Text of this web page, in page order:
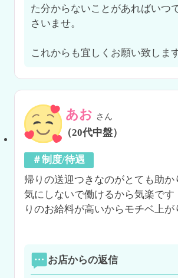
た分からないことがあればいつ
さいませ。
これからも宜しくお願い致しま
あお さん
（20代中盤）
＃制度/待遇
帰りの送迎つきなのがとても助か
気にしないで働けるから気楽です
りのお給料が高いからモチベ上が
お店からの返信